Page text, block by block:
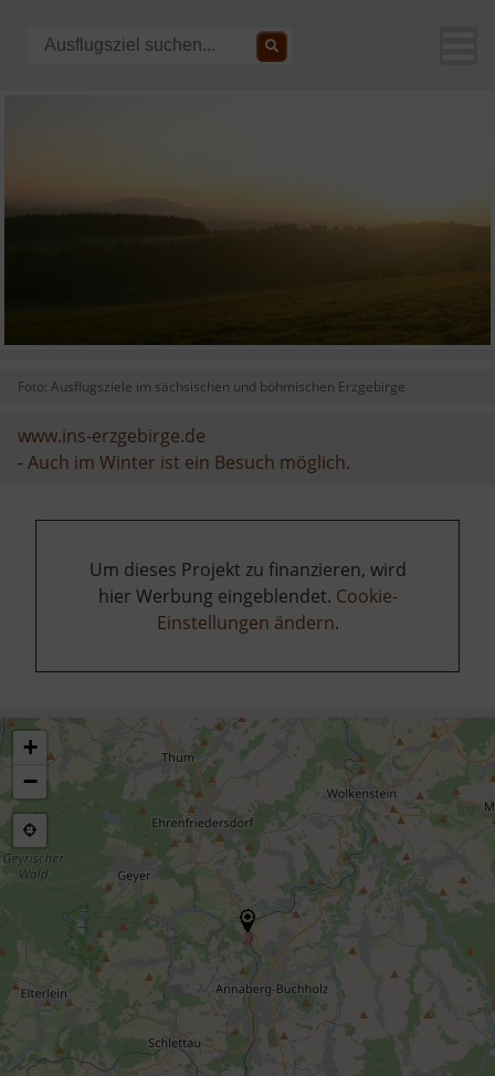
Foto: Ausflugsziele im sächsischen und böhmischen Erzgebirge
www.ins-erzgebirge.de
-Auch im Winter ist ein Besuch möglich.
Um dieses Projekt zu finanzieren, wird
hier Werbung eingeblendet. Cookie-
Einstellungen ändern.
+
−